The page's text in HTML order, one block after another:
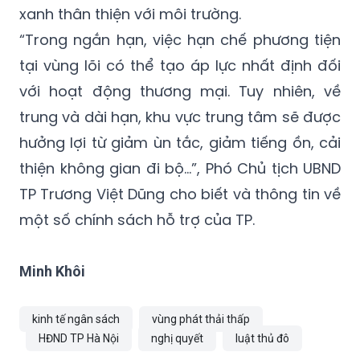
xanh thân thiện với môi trường.
“Trong ngắn hạn, việc hạn chế phương tiện
tại vùng lõi có thể tạo áp lực nhất định đối
với hoạt động thương mại. Tuy nhiên, về
trung và dài hạn, khu vực trung tâm sẽ được
hưởng lợi từ giảm ùn tắc, giảm tiếng ồn, cải
thiện không gian đi bộ…”, Phó Chủ tịch UBND
TP Trương Việt Dũng cho biết và thông tin về
một số chính sách hỗ trợ của TP.
Minh Khôi
kinh tế ngân sách
vùng phát thải thấp
HĐND TP Hà Nội
nghị quyết luật thủ đô